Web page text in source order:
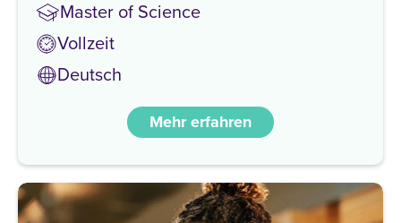
Master of Science
Vollzeit
Deutsch
Mehr erfahren